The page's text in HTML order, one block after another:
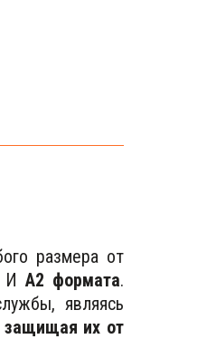
размера от
ИА2 формата.
являясь
защищая их от